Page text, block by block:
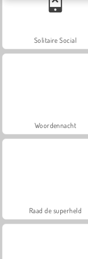
Solitaire Social
Woordennacht
Raad de superheld